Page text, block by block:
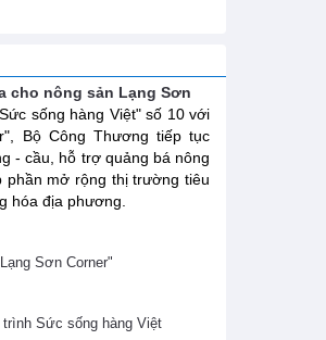
cho nông sản Lạng Sơn
sống hàng Việt" số 10 với
Bộ Công Thương tiếp tục
- cầu, hỗ trợ quảng bá nông
phần mở rộng thị trường tiêu
hóa địa phương.
Sơn Corner"
Sức sống hàng Việt